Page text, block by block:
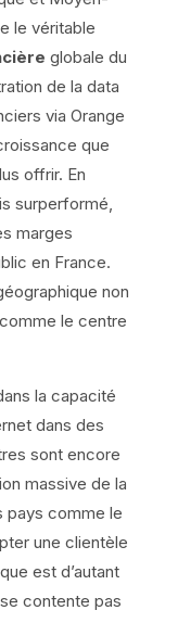
le véritable
globale du
de la data
via Orange
que
offrir. En
surperformé,
marges
en France.
non
le centre
la capacité
dans des
sont encore
massive de la
pays comme le
une clientèle
est d’autant
contente pas